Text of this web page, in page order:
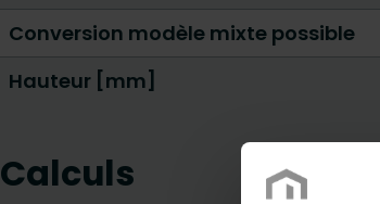
Conversion modèle mixte possible
Hauteur [mm]
Calculs